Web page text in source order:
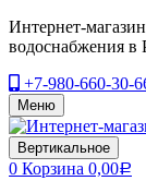
Интернет-
водоснабжения в
+7-980-660-30-
Меню
Вертикальное
0 Корзина 0,00Р